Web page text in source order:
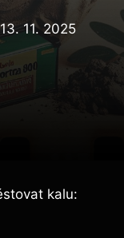
13. 11. 2025
kalu: